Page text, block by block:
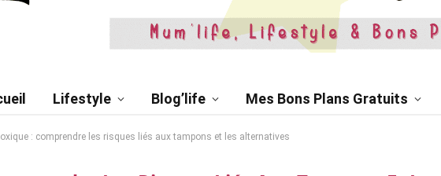
Lifestyle Blog’life Mes Bons Plans Gratuits
: comprendre les risques liés aux tampons et les alternatives